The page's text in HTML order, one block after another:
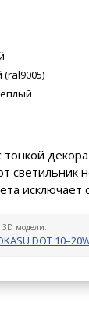
тонкой
светильник
3D модели:
DOT